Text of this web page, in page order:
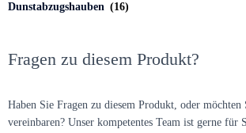
Dunstabzugshauben (16)
Fragen zu diesem Produkt?
Haben Sie Fragen zu diesem Produkt, oder möchten
vereinbaren? Unser kompetentes Team ist gerne für